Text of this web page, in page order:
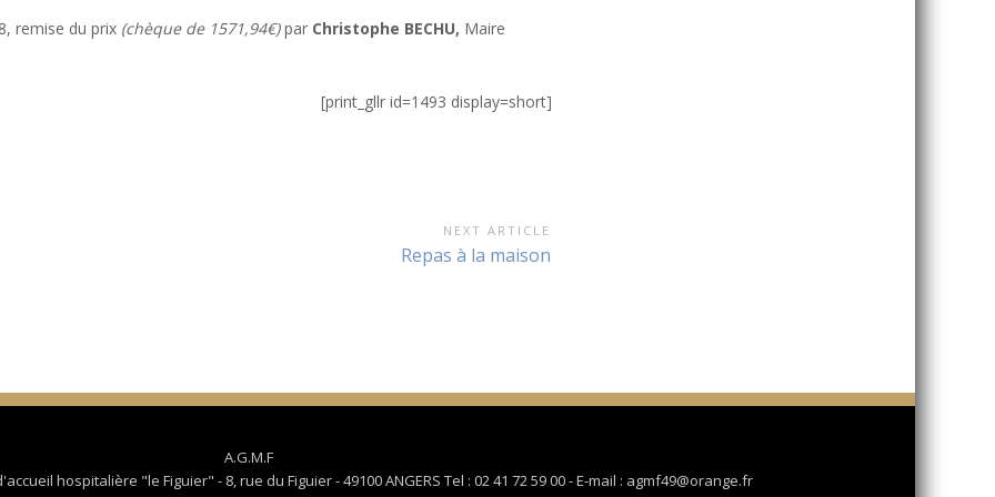
remise du prix (chèque de 1571,94€)par Christophe BECHU, Maire
[print_gllr id=1493 display=short]
NEXT ARTICLE
Next
Repas à la maison
A.G.M.F
hospitalière "le Figuier" - 8, rue du Figuier - 49100 ANGERS Tel : 02 41 72 59 00 - E-mail : agmf49@orange.fr